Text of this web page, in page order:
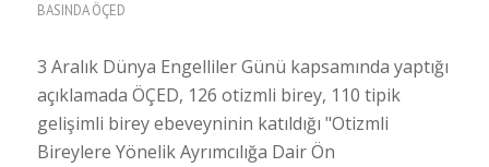
BASINDA ÖÇED
3 Aralık Dünya Engelliler Günü kapsamında yaptığı
açıklamada ÖÇED, 126 otizmli birey, 110 tipik
gelişimli birey ebeveyninin katıldığı "Otizmli
Bireylere Yönelik Ayrımcılığa Dair Ön